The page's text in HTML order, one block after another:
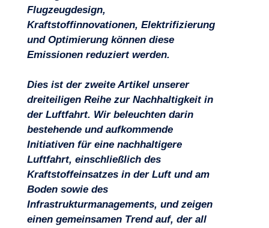
Projekte
Flugzeugdesign,
Kraftstoffinnovationen, Elektrifizierung
und Optimierung können diese
Emissionen reduziert werden.
Dies ist der zweite Artikel unserer
dreiteiligen Reihe zur Nachhaltigkeit in
der Luftfahrt. Wir beleuchten darin
bestehende und aufkommende
Initiativen für eine nachhaltigere
Luftfahrt, einschließlich des
Kraftstoffeinsatzes in der Luft und am
Boden sowie des
Infrastrukturmanagements, und zeigen
einen gemeinsamen Trend auf, der all